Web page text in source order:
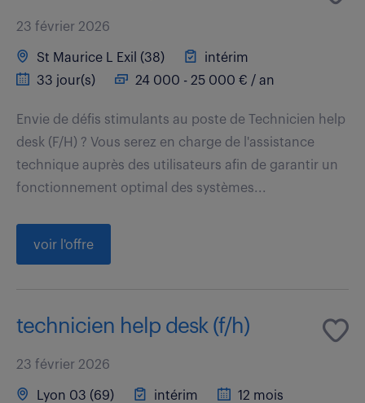
23 février 2026
St Maurice L Exil (38)
intérim
33 jour(s)
24 000 - 25 000 € / an
Envie de défis stimulants au poste de Technicien help
desk (F/H) ? Vous serez en charge de l'assistance
technique auprès des utilisateurs afin de garantir un
fonctionnement optimal des systèmes...
voir l'offre
technicien help desk (f/h)
23 février 2026
Lyon 03 (69) intérim
12 mois